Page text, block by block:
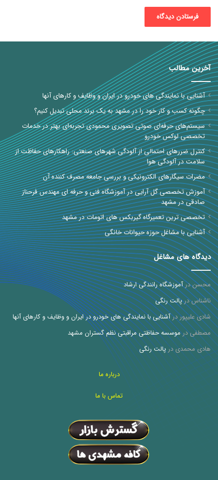
آخرین مطالب
آشنایی با نمایندگی های خودرو در ایران و وظایف و کارهای آنها
چگونه کسب و کار خود را در مشهد به یک برند محلی تبدیل کنیم؟
سیستم‌های حرفه‌ای صوتی تصویری محمودی تجربه‌ای بهتر در خدمات
تخصصی لوکس خودرو
کنترل ضررهای احتمالی از آلودگی شهرهای صنعتی: راهکارهای حفاظت از
سلامت در آلودگی هوا
مضرات سیگارهای الکترونیکی و بررسی جامعه مصرف کننده آن
آموزش تخصصی گل آرایی در آموزشگاه فنی و حرفه ای مهندس فرحناز
صادقی در مشهد
تخصصی ترین تعمیرگاه گیربکس های اتومات در مشهد
آشنایی با مشاغل حوزه حیوانات خانگی
دیدگاه های مشاغل
محسندرآموزشگاه رانندگی ارشاد
ناشناسدرپالت رنگی
شادی علیپوردرآشنایی با نمایندگی های خودرو در ایران و وظایف و کارهای آنها
مصطفیدرموسسه حفاظتی مراقبتی نظم گستران مشهد
هادی محمدیدرپالت رنگی
درباره ما
تماس با ما